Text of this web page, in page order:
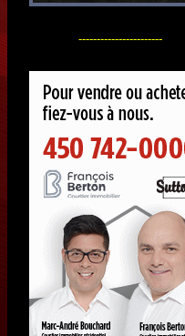
-----------------------